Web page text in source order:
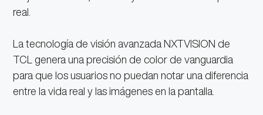
real.
La tecnología de visión avanzada NXTVISION de
TCL genera una precisión de color de vanguardia
para que los usuarios no puedan notar una diferencia
entre la vida real y las imágenes en la pantalla.